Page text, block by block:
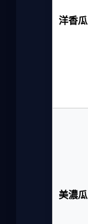
洋香瓜
美濃瓜